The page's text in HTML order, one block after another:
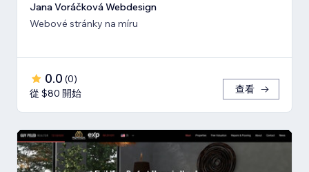
Jana Voráčková Webdesign
Webové stránky na míru
0.0 (0)
從 $80 開始
查看